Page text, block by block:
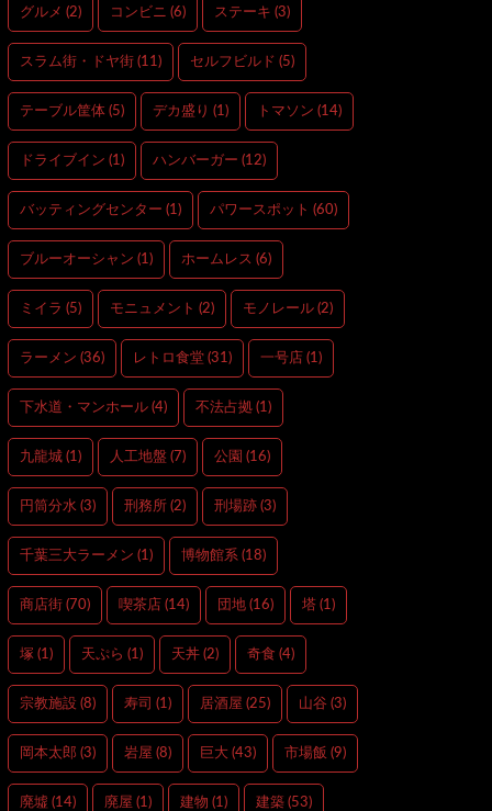
グルメ (2) コンビニ (6) ステーキ (3)
スラム街・ドヤ街 (11) セルフビルド (5)
テーブル筐体 (5) デカ盛り (1) トマソン (14)
ドライブイン (1) ハンバーガー (12)
バッティングセンター (1) パワースポット (60)
ブルーオーシャン (1) ホームレス (6)
ミイラ (5) モニュメント (2) モノレール (2)
ラーメン (36) レトロ食堂 (31) 一号店 (1)
下水道・マンホール (4) 不法占拠 (1)
九龍城 (1) 人工地盤 (7) 公園 (16)
円筒分水 (3) 刑務所 (2) 刑場跡 (3)
千葉三大ラーメン (1) 博物館系 (18)
商店街 (70) 喫茶店 (14) 団地 (16) 塔 (1)
塚 (1) 天ぷら (1) 天丼 (2) 奇食 (4)
宗教施設 (8) 寿司 (1) 居酒屋 (25) 山谷 (3)
岡本太郎 (3) 岩屋 (8) 巨大 (43) 市場飯 (9)
廃墟 (14) 廃屋 (1) 建物 (1) 建築 (53)